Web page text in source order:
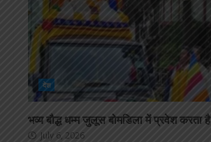
देश
भव्य बौद्ध धम्म जुलूस बोमडिला में प्रवेश करता है
July 6, 2026